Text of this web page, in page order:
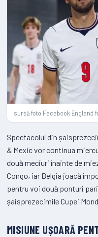
sursă foto Facebook England
Spectacolul din
& Mexic vor continua
două meciuri înainte de
Congo, iar Belgia joacă
pentru voi două ponturi
șaisprezecimile Cupei
MISIUNE UȘOARĂ